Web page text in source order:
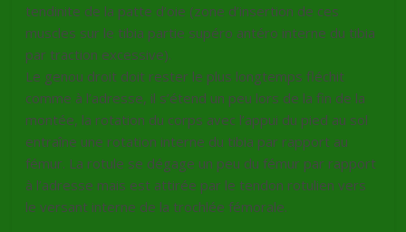
tendinite de la patte d’oie (zone d’insertion de ces
muscles sur le tibia partie supéro antéro interne du tibia
par traction excessive).
Le genou droit doit rester le plus longtemps fléchit
comme à l’adresse, il s’étend un peu lors de la fin de la
montée, la rotation du corps avec l’appui du pied au sol
entraîne une rotation interne du tibia par rapport au
fémur. La rotule se dégage un peu du fémur par rapport
à l’adresse mais est attirée par le tendon rotulien vers
le versant interne de la trochlée fémorale.